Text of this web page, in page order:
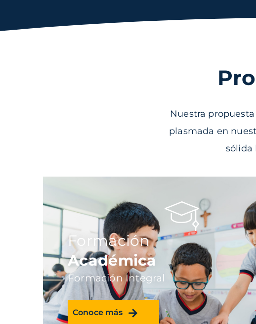
Nuestra
plasmada en
sólida
Formación
Académica
Formación Integral
Conoce más